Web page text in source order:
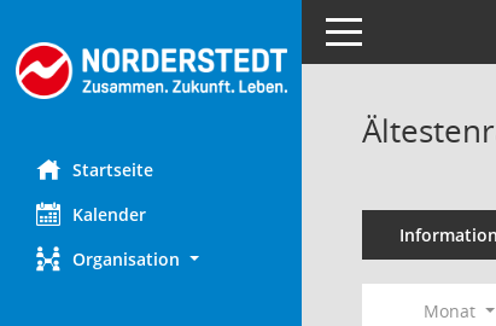
Startseite
Kalender
Organisation
Toggle navigation
Monat